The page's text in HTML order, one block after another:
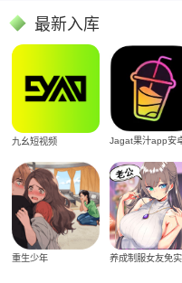
最新入库
九幺短视频 Jagat果汁app安
重生少年